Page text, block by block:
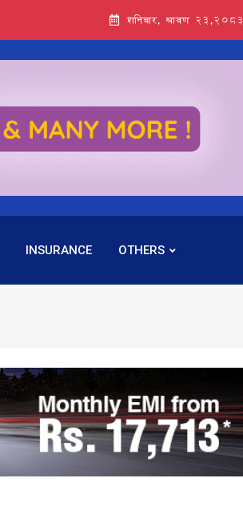
शनिबार, श्रावण २३,२०८३
INSURANCE OTHERS